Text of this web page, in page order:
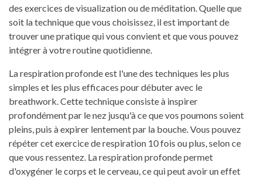
des exercices de visualization ou de méditation. Quelle que
soit la technique que vous choisissez, il est important de
trouver une pratique qui vous convient et que vous pouvez
intégrer à votre routine quotidienne.
La respiration profonde est l'une des techniques les plus
simples et les plus efficaces pour débuter avec le
breathwork. Cette technique consiste à inspirer
profondément par le nez jusqu'à ce que vos poumons soient
pleins, puis à expirer lentement par la bouche. Vous pouvez
répéter cet exercice de respiration 10 fois ou plus, selon ce
que vous ressentez. La respiration profonde permet
d'oxygéner le corps et le cerveau, ce qui peut avoir un effet